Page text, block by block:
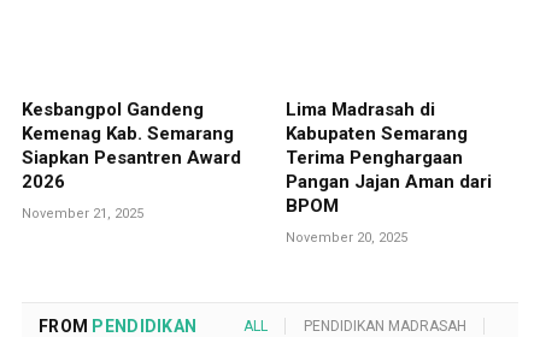
Kesbangpol Gandeng
Kemenag Kab. Semarang
Siapkan Pesantren Award
2026
November 21, 2025
Lima Madrasah di
Kabupaten Semarang
Terima Penghargaan
Pangan Jajan Aman dari
BPOM
November 20, 2025
FROM PENDIDIKAN ALL PENDIDIKAN MADRASAH